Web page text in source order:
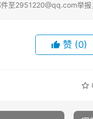
至2951220@qq.com举报
赞 (0)